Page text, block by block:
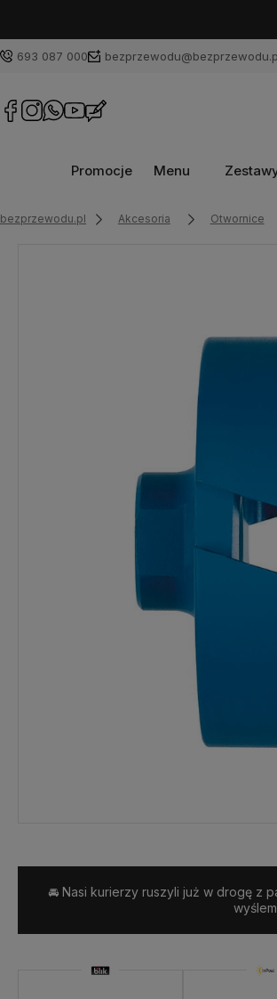
693 087 000
Promocje Menu
bezprzewodu.pl Akcesoria Otwornice
🚘 Nasi kurierzy ruszyli już w drogę z